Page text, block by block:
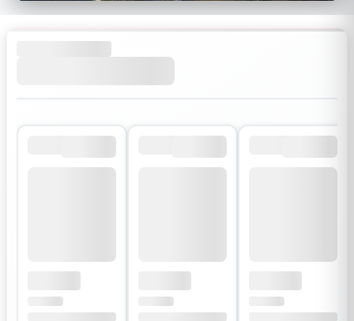
$18 $24 $21 $38